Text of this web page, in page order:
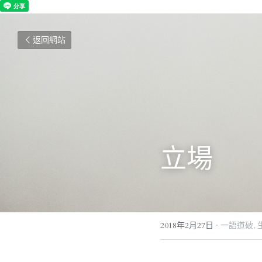
返回網站
立場
2018年2月27日 · 一語道破,